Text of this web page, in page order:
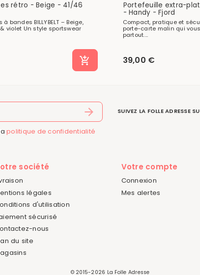
rétro - Beige - 41/46
bandes BILLYBELT – Beige,
violet Un style sportswear
Portefeuille extra-
- Handy - Fjord
Compact, pratique et
porte-carte malin qui
partout....
39,00 €
politique de confidentialité
SUIVEZ LA FOLLE ADRESSE
société
légales
d'utilisation
sécurisé
nous
du site
Votre compte
Connexion
Mes alertes
© 2015-2026 La Folle Adresse